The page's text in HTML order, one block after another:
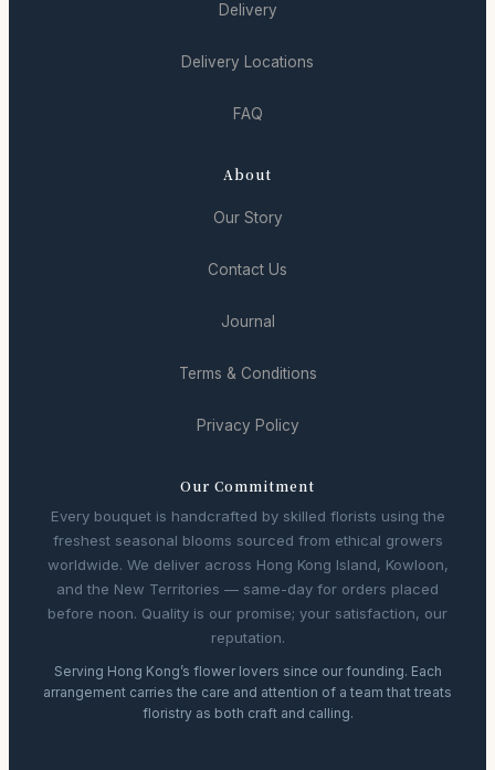
Delivery
Delivery Locations
FAQ
About
Our Story
Contact Us
Journal
Terms & Conditions
Privacy Policy
Our Commitment
Every bouquet is handcrafted by skilled florists using the
freshest seasonal blooms sourced from ethical growers
worldwide. We deliver across Hong Kong Island, Kowloon,
and the New Territories — same-day for orders placed
before noon. Quality is our promise; your satisfaction, our
reputation.
Serving Hong Kong’s flower lovers since our founding. Each
arrangement carries the care and attention of a team that treats
floristry as both craft and calling.